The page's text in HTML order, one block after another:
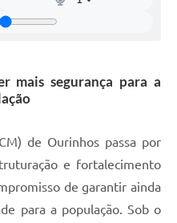
mais segurança para a
de Ourinhos passa por
e fortalecimento
de garantir ainda
para a população. Sob o